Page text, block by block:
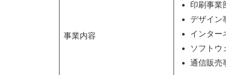
事業内容
印刷事業
デザイン
インター
ソフトウ
通信販売